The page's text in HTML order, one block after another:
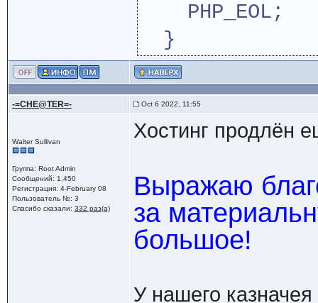
PHP_EOL;
}
-=CHE@TER=- Oct 6 2022, 11:55
Walter Sullivan
Группа: Root Admin
Сообщений: 1,450
Регистрация: 4-February 08
Пользователь №: 3
Спасибо сказали: 332 раз(а)
Хостинг продлён
Выражаю
за
большое!
У нашего